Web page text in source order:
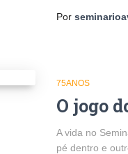
Por
75ANOS
O jogo
A vida no
pé dentro e